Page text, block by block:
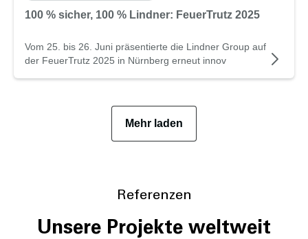
100 % sicher, 100 % Lindner: FeuerTrutz 2025
Vom 25. bis 26. Juni präsentierte die Lindner Group auf
der FeuerTrutz 2025 in Nürnberg erneut innov
Mehr laden
Referenzen
Unsere Projekte weltweit